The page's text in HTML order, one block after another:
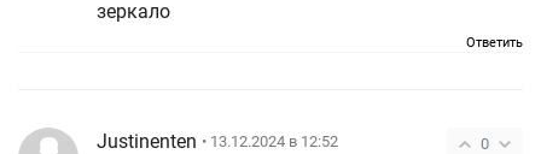
зеркало
Ответить
0
Justinenten • 13.12.2024 в 12:52